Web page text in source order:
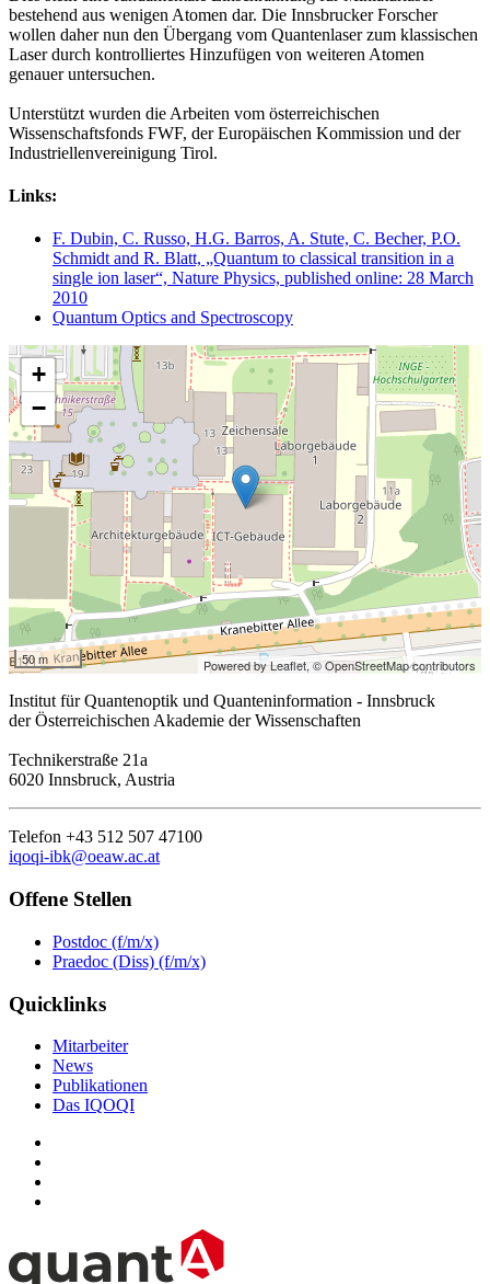
bestehend aus wenigen Atomen dar. Die Innsbrucker Forscher
wollen daher nun den Übergang vom Quantenlaser zum klassischen
Laser durch kontrolliertes Hinzufügen von weiteren Atomen
genauer untersuchen.
Unterstützt wurden die Arbeiten vom österreichischen
Wissenschaftsfonds FWF, der Europäischen Kommission und der
Industriellenvereinigung Tirol.
Links:
F. Dubin, C. Russo, H.G. Barros, A. Stute, C. Becher, P.O.
Schmidt and R. Blatt, „Quantum to classical transition in a
single ion laser“, Nature Physics, published online: 28 March
2010
Quantum Optics and Spectroscopy
+
−
50 m Powered by Leaflet,© OpenStreetMap contributors
Institut für Quantenoptik und Quanteninformation - Innsbruck
der Österreichischen Akademie der Wissenschaften
Technikerstraße 21a
6020 Innsbruck, Austria
Telefon +43 512 507 47100
iqoqi-ibk@oeaw.ac.at
Offene Stellen
Postdoc (f/m/x)
Praedoc (Diss) (f/m/x)
Quicklinks
Mitarbeiter
News
Publikationen
Das IQOQI